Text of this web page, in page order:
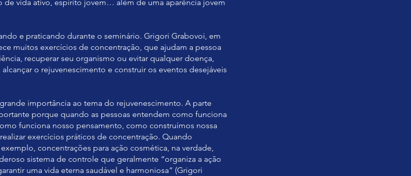
de vida ativo, espírito jovem… além de uma aparência jovem
e praticando durante o seminário. Grigori Grabovoi, em
muitos exercícios de concentração, que ajudam a pessoa
recuperar seu organismo ou evitar qualquer doença,
o rejuvenescimento e construir os eventos desejáveis
importância ao tema do rejuvenescimento. A parte
porque quando as pessoas entendem como funciona
funciona nosso pensamento, como construímos nossa
exercícios práticos de concentração. Quando
concentrações para ação cosmética, na verdade,
sistema de controle que geralmente “organiza a ação
uma vida eterna saudável e harmoniosa” (Grigori